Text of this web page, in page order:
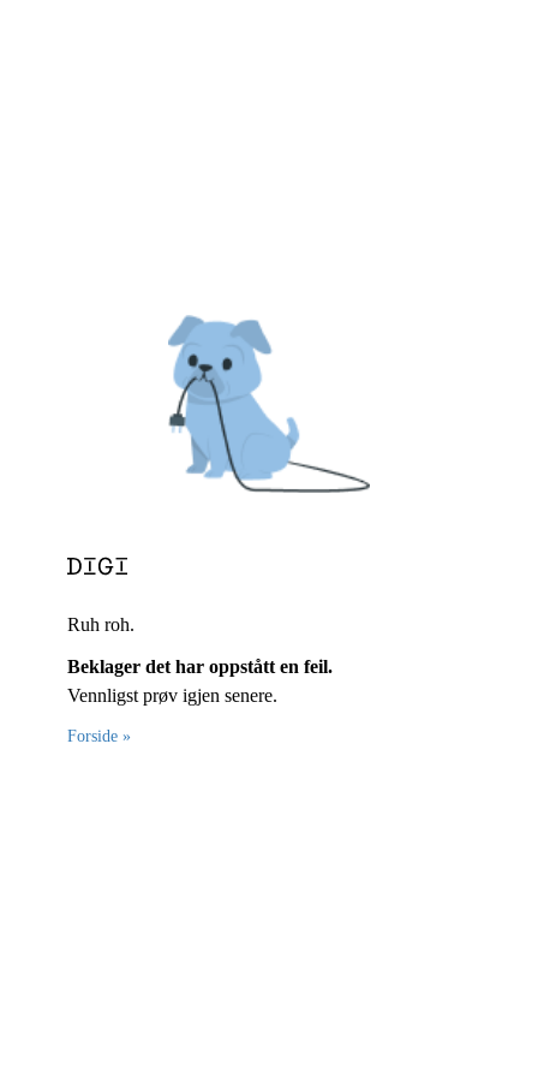
Ruh roh.
Beklager det har oppstått en feil.
Vennligst prøv igjen senere.
Forside »